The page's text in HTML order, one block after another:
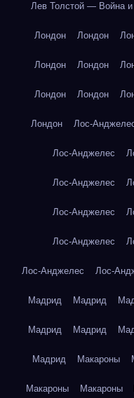
Лев Толстой — Война
Лондон Лондон
Лондон Лондон
Лондон Лондон
Лондон Лос-
Лос-Анджелес
Лос-Анджелес
Лос-Анджелес
Лос-Анджелес
Лос-Анджелес Лос-
Мадрид Мадрид
Мадрид Мадрид
Мадрид Макароны
Макароны Макароны